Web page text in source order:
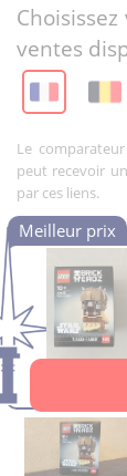
ventes
Le
peut recevoir
par ces liens.